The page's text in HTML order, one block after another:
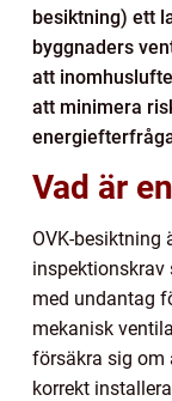
besiktning) ett
byggnaders
att
att minimera
Vad är
OVK-besiktning
inspektionskrav
med undantag
mekanisk
försäkra sig om
korrekt